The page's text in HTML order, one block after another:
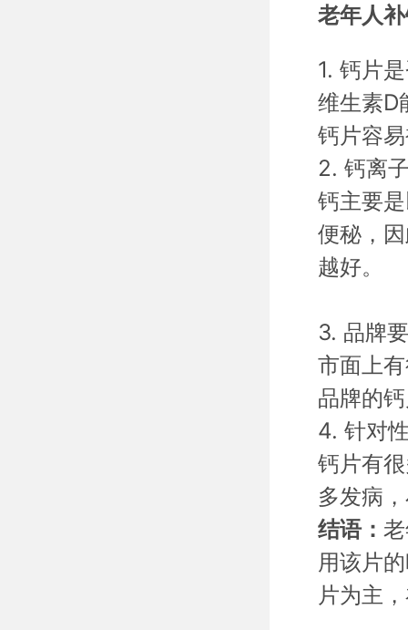
老年人
1.钙片
维生素D
钙片容
2.钙离
钙主要
便秘，
越好。
3. 品牌
市面上
品牌的
4.针对
钙片有
多发病
结语：
用该片
片为主